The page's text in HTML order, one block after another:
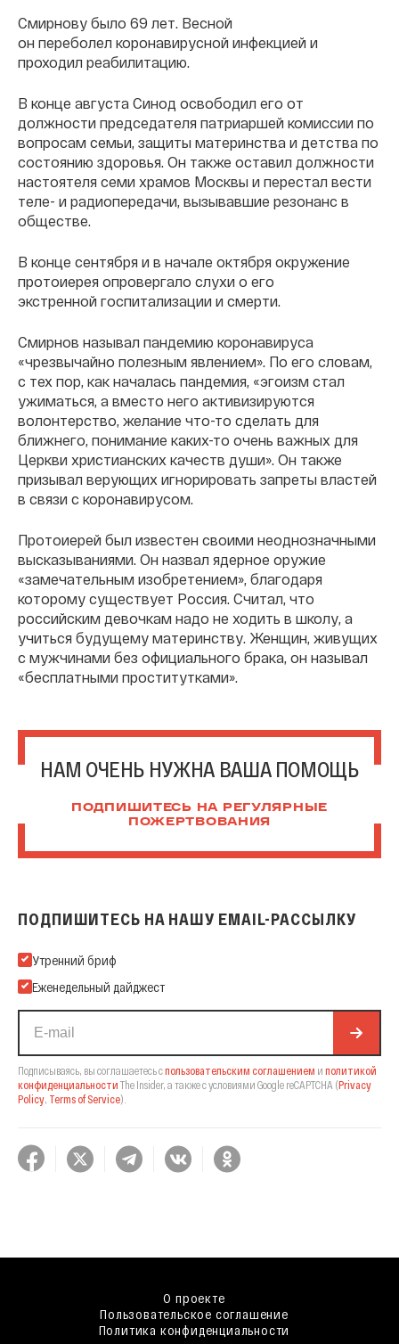
Смирнову было 69 лет. Весной
он переболел коронавирусной инфекцией и
проходил реабилитацию.
В конце августа Синод освободил его от
должности председателя патриаршей комиссии по
вопросам семьи, защиты материнства и детства по
состоянию здоровья. Он также оставил должности
настоятеля семи храмов Москвы и перестал вести
теле- и радиопередачи, вызывавшие резонанс в
обществе.
В конце сентября и в начале октября окружение
протоиерея опровергало слухи о его
экстренной госпитализации и смерти.
Смирнов называл пандемию коронавируса
«чрезвычайно полезным явлением». По его словам,
с тех пор, как началась пандемия, «эгоизм стал
ужиматься, а вместо него активизируются
волонтерство, желание что-то сделать для
ближнего, понимание каких-то очень важных для
Церкви христианских качеств души». Он также
призывал верующих игнорировать запреты властей
в связи с коронавирусом.
Протоиерей был известен своими неоднозначными
высказываниями. Он назвал ядерное оружие
«замечательным изобретением», благодаря
которому существует Россия. Считал, что
российским девочкам надо не ходить в школу, а
учиться будущему материнству. Женщин, живущих
с мужчинами без официального брака, он называл
«бесплатными проститутками».
НАМ ОЧЕНЬ НУЖНА ВАША ПОМОЩЬ
ПОДПИШИТЕСЬ НА РЕГУЛЯРНЫЕ
ПОЖЕРТВОВАНИЯ
ПОДПИШИТЕСЬ НА НАШУ EMAIL-РАССЫЛКУ
Подпишитесь на нашу Email-рассылку
Утренний бриф
Еженедельный дайджест
Подписываясь, вы соглашаетесь спользовательским соглашением и политикой
конфиденциальности The Insider, а также с условиями Google reCAPTCHA (Privacy
Policy Terms of Service).
О проекте
Пользовательское соглашение
Политика конфиденциальности